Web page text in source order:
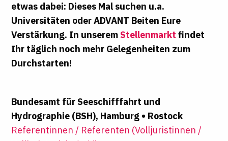
etwas dabei: Dieses Mal suchen u.a.
Universitäten oder ADVANT Beiten Eure
Verstärkung. In unseremStellenmarkt findet
Ihr täglich noch mehr Gelegenheiten zum
Durchstarten!
Bundesamt für Seeschifffahrt und
Hydrographie (BSH), Hamburg • Rostock
Referentinnen / Referenten (Volljuristinnen /